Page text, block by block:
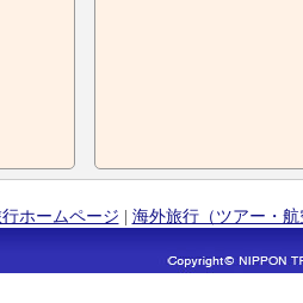
ホームページ | 海外旅行（ツアー・航